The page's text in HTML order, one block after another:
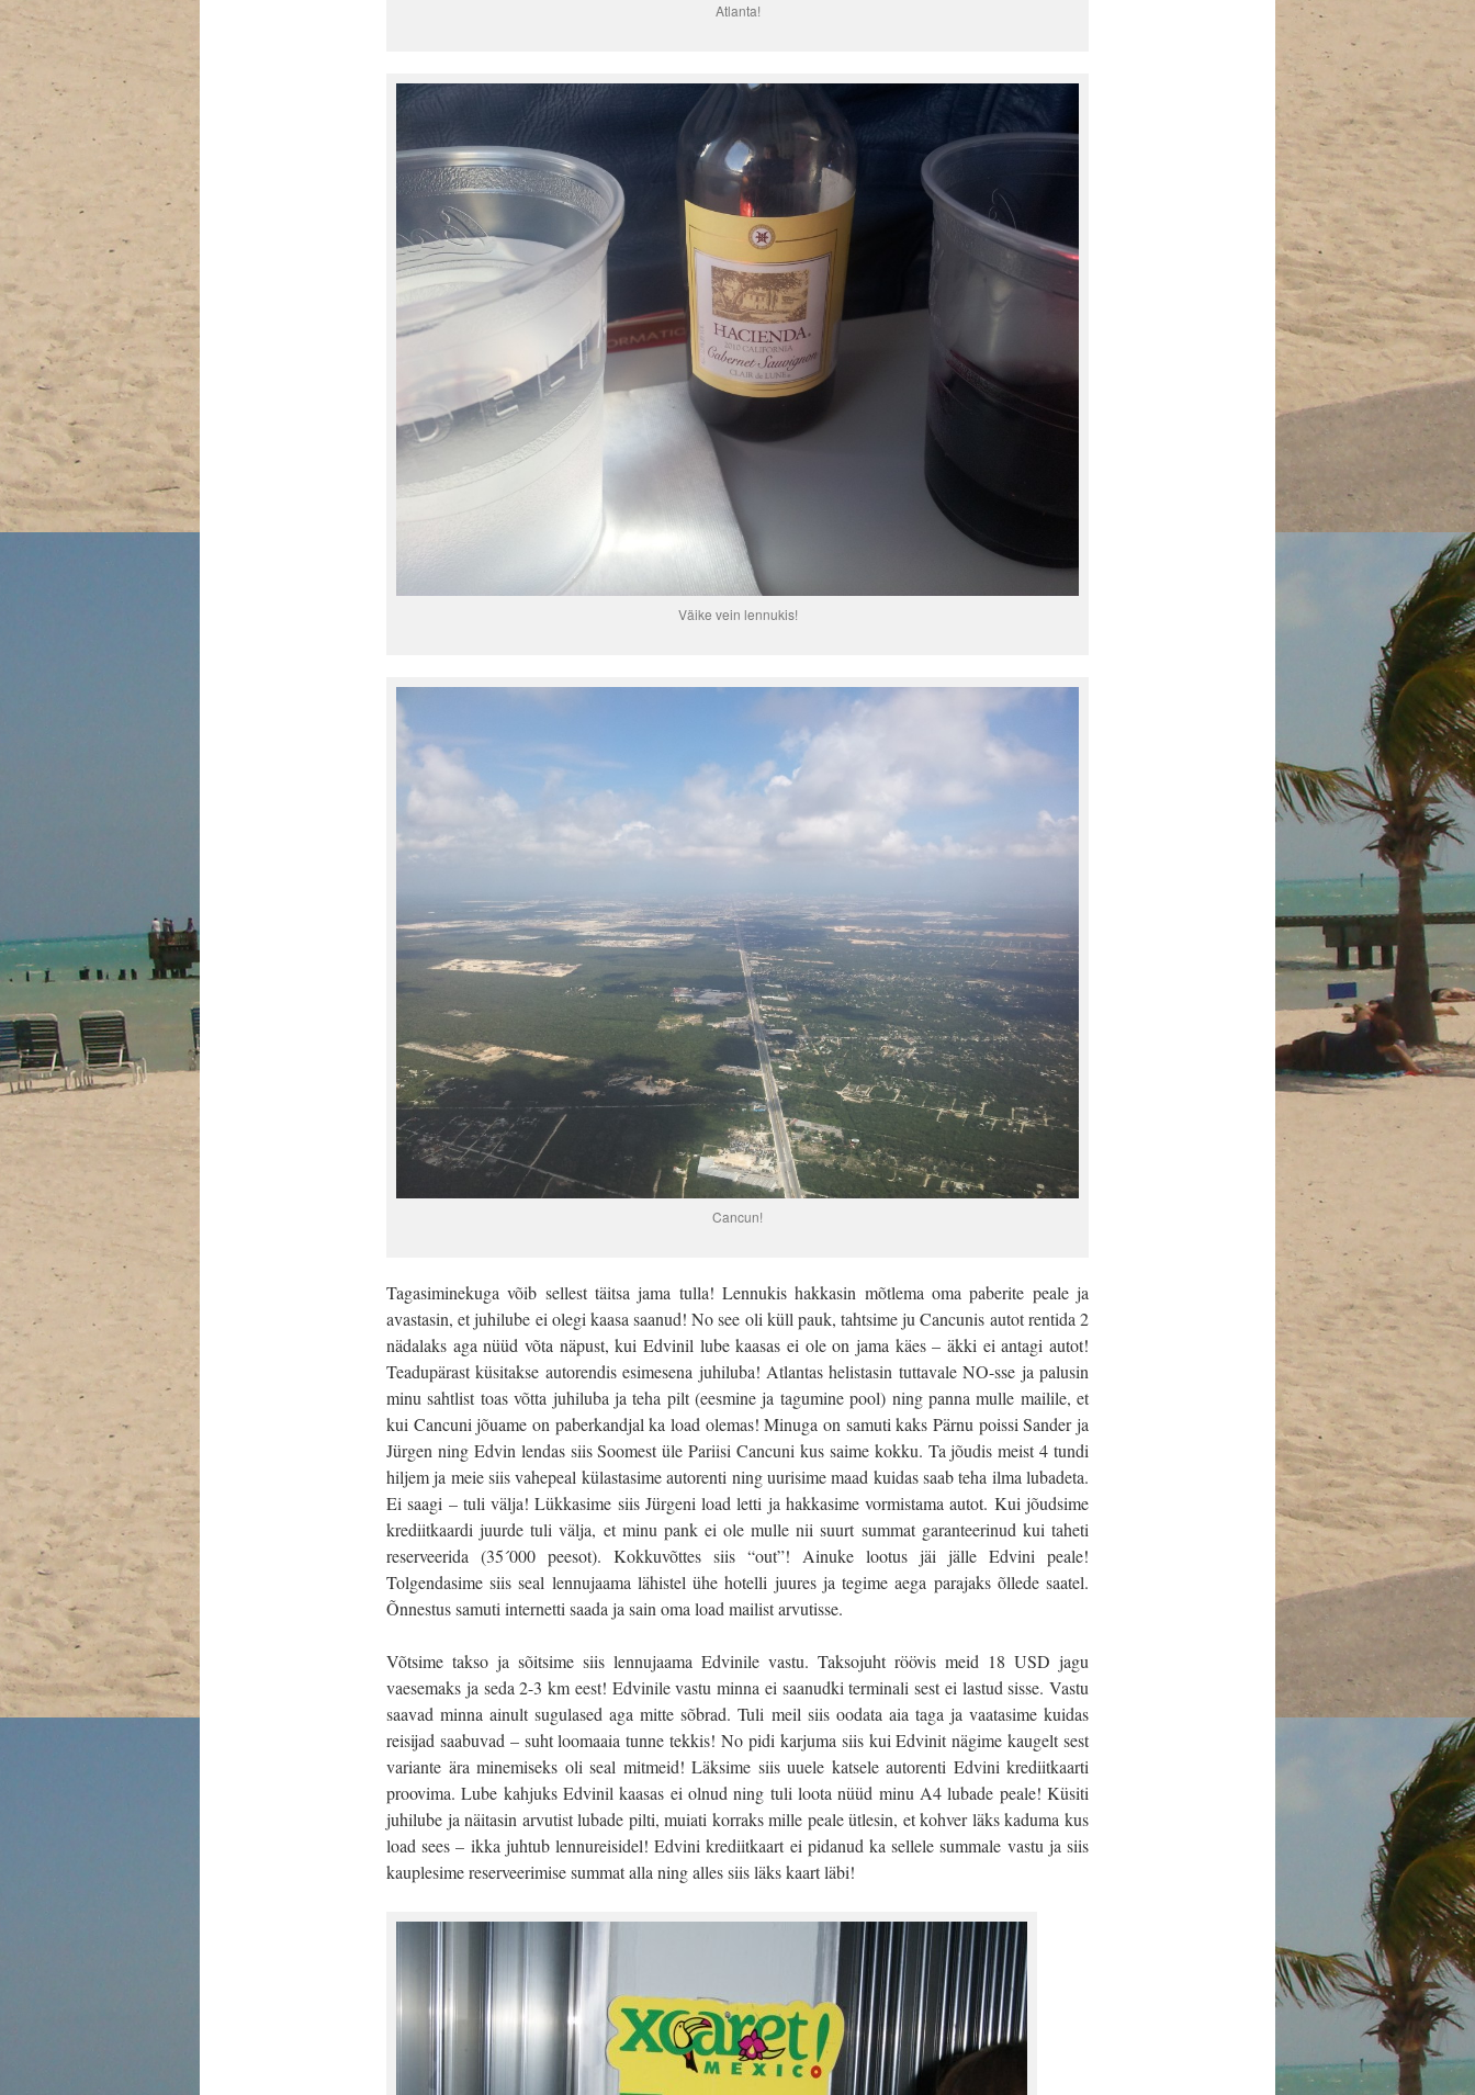
Atlanta!
Väike vein lennukis!
Cancun!
Tagasiminekuga võib sellest täitsa jama tulla! Lennukis hakkasin mõtlema oma paberite peale ja
avastasin, et juhilube ei olegi kaasa saanud! No see oli küll pauk, tahtsime ju Cancunis autot rentida 2
nädalaks aga nüüd võta näpust, kui Edvinil lube kaasas ei ole on jama käes – äkki ei antagi autot!
Teadupärast küsitakse autorendis esimesena juhiluba! Atlantas helistasin tuttavale NO-sse ja palusin
minu sahtlist toas võtta juhiluba ja teha pilt (eesmine ja tagumine pool) ning panna mulle mailile, et
kui Cancuni jõuame on paberkandjal ka load olemas! Minuga on samuti kaks Pärnu poissi Sander ja
Jürgen ning Edvin lendas siis Soomest üle Pariisi Cancuni kus saime kokku. Ta jõudis meist 4 tundi
hiljem ja meie siis vahepeal külastasime autorenti ning uurisime maad kuidas saab teha ilma lubadeta.
Ei saagi – tuli välja! Lükkasime siis Jürgeni load letti ja hakkasime vormistama autot. Kui jõudsime
krediitkaardi juurde tuli välja, et minu pank ei ole mulle nii suurt summat garanteerinud kui taheti
reserveerida (35´000 peesot). Kokkuvõttes siis “out”! Ainuke lootus jäi jälle Edvini peale!
Tolgendasime siis seal lennujaama lähistel ühe hotelli juures ja tegime aega parajaks õllede saatel.
Õnnestus samuti internetti saada ja sain oma load mailist arvutisse.
Võtsime takso ja sõitsime siis lennujaama Edvinile vastu. Taksojuht röövis meid 18 USD jagu
vaesemaks ja seda 2-3 km eest! Edvinile vastu minna ei saanudki terminali sest ei lastud sisse. Vastu
saavad minna ainult sugulased aga mitte sõbrad. Tuli meil siis oodata aia taga ja vaatasime kuidas
reisijad saabuvad – suht loomaaia tunne tekkis! No pidi karjuma siis kui Edvinit nägime kaugelt sest
variante ära minemiseks oli seal mitmeid! Läksime siis uuele katsele autorenti Edvini krediitkaarti
proovima. Lube kahjuks Edvinil kaasas ei olnud ning tuli loota nüüd minu A4 lubade peale! Küsiti
juhilube ja näitasin arvutist lubade pilti, muiati korraks mille peale ütlesin, et kohver läks kaduma kus
load sees – ikka juhtub lennureisidel! Edvini krediitkaart ei pidanud ka sellele summale vastu ja siis
kauplesime reserveerimise summat alla ning alles siis läks kaart läbi!